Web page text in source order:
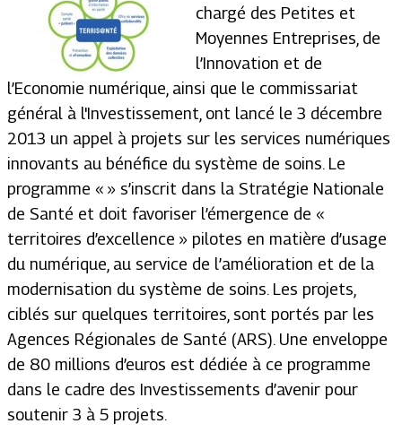
chargé des Petites et
Moyennes Entreprises, de
l’Innovation et de
l’Economie numérique, ainsi que le commissariat
général à l'Investissement, ont lancé le 3 décembre
2013 un appel à projets sur les services numériques
innovants au bénéfice du système de soins. Le
programme « » s’inscrit dans la Stratégie Nationale
de Santé et doit favoriser l’émergence de «
territoires d’excellence » pilotes en matière d’usage
du numérique, au service de l’amélioration et de la
modernisation du système de soins. Les projets,
ciblés sur quelques territoires, sont portés par les
Agences Régionales de Santé (ARS). Une enveloppe
de 80 millions d’euros est dédiée à ce programme
dans le cadre des Investissements d’avenir pour
soutenir 3 à 5 projets.